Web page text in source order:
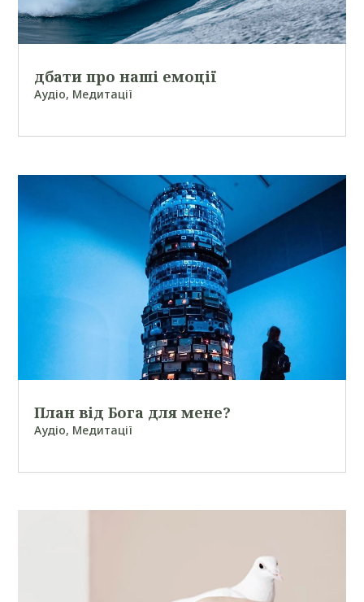
дбати про наші емоції
Аудіо, Медитації
План від Бога для мене?
Аудіо, Медитації